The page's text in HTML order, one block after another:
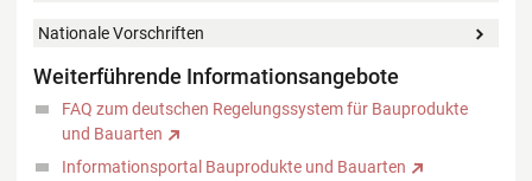
Nationale Vorschriften
Weiterführende Informationsangebote
FAQ zum deutschen Regelungssystem für Bauprodukte
und Bauarten
Informationsportal Bauprodukte und Bauarten